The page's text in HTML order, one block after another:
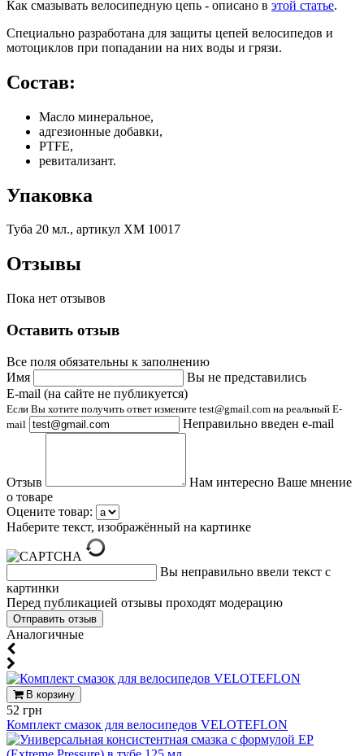
Как смазывать велосипедную цепь - описано в этой статье.
Специально разработана для защиты цепей велосипедов и
мотоциклов при попадании на них воды и грязи.
Состав:
Масло минеральное,
адгезионные добавки,
PTFE,
ревитализант.
Упаковка
Туба 20 мл., артикул ХМ 10017
Отзывы
Пока нет отзывов
Оставить отзыв
Все поля обязательны к заполнению
Имя
Вы не представились
E-mail (на сайте не публикуется)
Если Вы хотите получить ответ измените test@gmail.com на реальный E-
mail
Неправильно введен e-mail
Отзыв
Нам интересно Ваше мнение
о товаре
Оцените товар:
Наберите текст, изображённый на картинке
Вы неправильно ввели текст с
картинки
Перед публикацией отзывы проходят модерацию
Аналогичные
В корзину
52 грн
Комплект смазок для велосипедов VELOTEFLON